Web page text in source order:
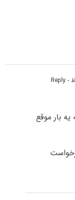
- Reply
بار موقع